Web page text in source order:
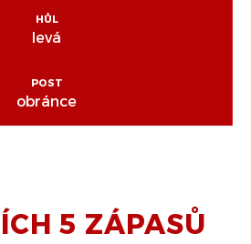
HŮL
levá
POST
obránce
5 ZÁPASŮ